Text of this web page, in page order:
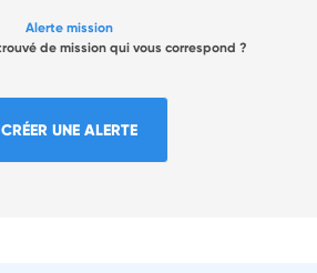
Alerte mission
de mission qui vous correspond ?
CRÉER UNE ALERTE